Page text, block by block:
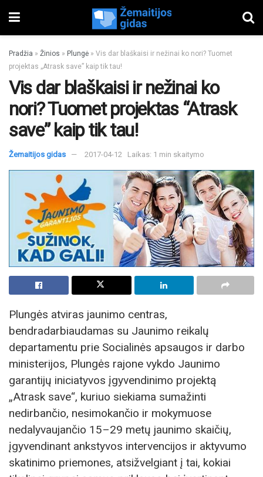
Pradžia » Žinios » Plungė » Vis dar blaškaisi ir nežinai ko nori? Tuomet
projektas „Atrask save” kaip tik tau!
Vis dar blaškaisi ir nežinai ko
nori? Tuomet projektas “Atrask
save” kaip tik tau!
Žemaitijos gidas 2017-04-12 Laikas: 1 min skaitymo
Plungės atviras jaunimo centras,
bendradarbiaudamas su Jaunimo reikalų
departamentu prie Socialinės apsaugos ir darbo
ministerijos, Plungės rajone vykdo Jaunimo
garantijų iniciatyvos įgyvendinimo projektą
„Atrask save“, kuriuo siekiama sumažinti
nedirbančio, nesimokančio ir mokymuose
nedalyvaujančio 15–29 metų jaunimo skaičių,
įgyvendinant ankstyvos intervencijos ir aktyvumo
skatinimo priemones, atsižvelgiant į tai, kokiai